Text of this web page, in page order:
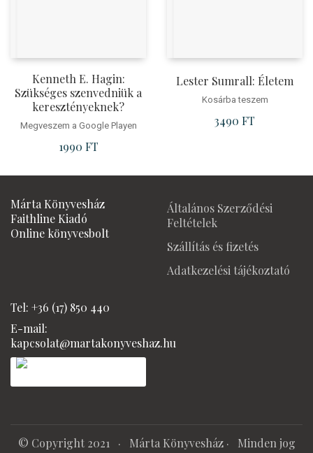
Kenneth E. Hagin:
Szükséges szenvedniük a
keresztényeknek?
Megveszem a Google Playen
1990 FT
Lester Sumrall: Életem
Kosárba teszem
3490 FT
Márta Könyvesház
Faithline Kiadó
Online könyvesbolt
Általános Szerződési
Feltételek
Szállítás és fizetés
Adatkezelési tájékoztató
Tel: +36 (17) 850 440
E-mail:
kapcsolat@martakonyveshaz.hu
© Copyright 2021 · Márta Könyvesház· Minden jog